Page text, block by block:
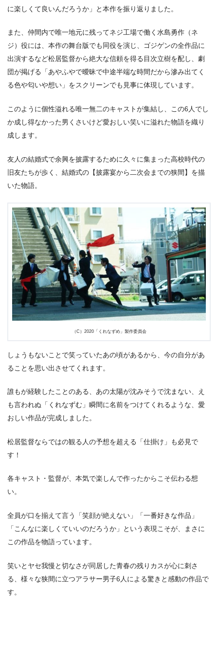
に楽しくて良いんだろうか」と本作を振り返りました。
また、仲間内で唯⼀地元に残ってネジ⼯場で働く⽔島勇作（ネ
ジ）役には、本作の舞台版でも同役を演じ、ゴジゲンの全作品に
出演するなど松居監督から絶⼤な信頼を得る⽬次⽴樹を配し、劇
団が掲げる「あやふやで曖昧で中途半端な時間だから滲み出てく
る⾊や匂いや想い」をスクリーンでも⾒事に体現しています。
このように個性溢れる唯⼀無⼆のキャストが集結し、この6⼈でし
か成し得なかった男くさいけど愛おしい笑いに溢れた物語を織り
成します。
友⼈の結婚式で余興を披露するために久々に集まった⾼校時代の
旧友たちが歩く、結婚式の【披露宴から⼆次会までの狭間】を描
いた物語。
（C）2020「くれなずめ」製作委員会
しょうもないことで笑っていたあの頃があるから、今の⾃分があ
ることを思い出させてくれます。
誰もが経験したことのある、あの太陽が沈みそうで沈まない、え
も⾔われぬ「くれなずむ」瞬間に名前をつけてくれるような、愛
おしい作品が完成しました。
松居監督ならではの観る⼈の予想を超える「仕掛け」も必⾒で
す！
各キャスト・監督が、本気で楽しんで作ったからこそ伝わる想
い。
全員が⼝を揃えて⾔う「笑顔が絶えない」「⼀番好きな作品」
「こんなに楽しくていいのだろうか」という表現こそが、まさに
この作品を物語っています。
笑いとヤセ我慢と切なさが同居した⻘春の残りカスが⼼に刺さ
る、様々な狭間に⽴つアラサー男⼦6⼈による驚きと感動の作品で
す。